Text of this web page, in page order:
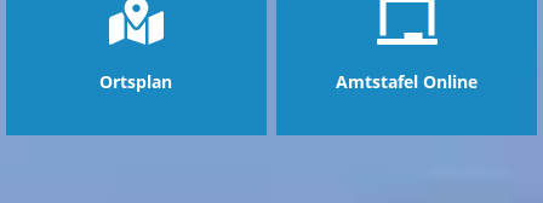
Ortsplan Amtstafel Online